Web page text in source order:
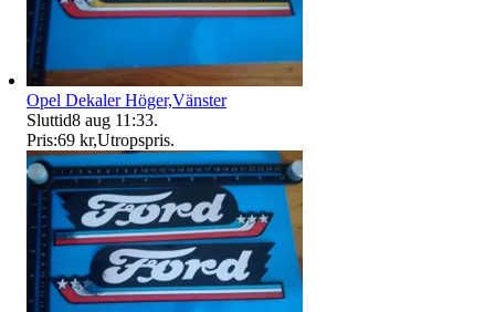
Opel Dekaler Höger,Vänster
Sluttid8 aug 11:33.
Pris:69 kr,Utropspris.